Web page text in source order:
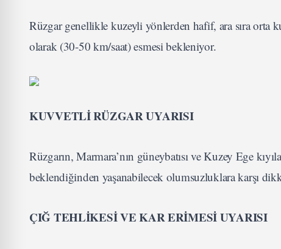
Rüzgar genellikle kuzeyli yönlerden hafif, ara sıra orta
olarak (30-50 km/saat) esmesi bekleniyor.
KUVVETLİ RÜZGAR UYARISI
Rüzgarın, Marmara’nın güneybatısı ve Kuzey Ege
beklendiğinden yaşanabilecek olumsuzluklara karşı
ÇIĞ TEHLİKESİ VE KAR ERİMESİ UYARISI